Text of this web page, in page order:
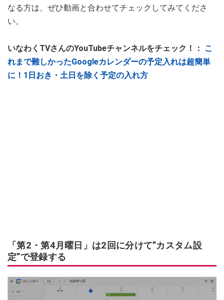
なる方は、ぜひ動画と合わせてチェックしてみてくださ
い。
いなわくTVさんのYouTubeチャンネルをチェック！： こ
れまで難しかったGoogleカレンダーの予定入れは超簡単
に！1日おき・土日を除く予定の入れ方
「第2・第4月曜日」は2回に分けて”カスタム設
定”で登録する